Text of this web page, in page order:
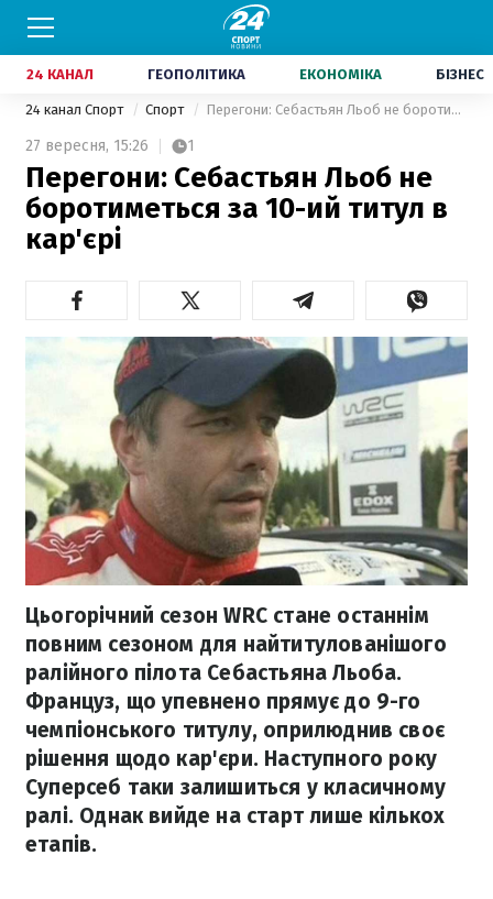
24 КАНАЛ ГЕОПОЛІТИКА ЕКОНОМІКА БІЗНЕС
24 канал Спорт Спорт Перегони: Себастьян Льоб не боротиметься за 10-ий титул в кар'єрі
27 вересня, 15:26 1
Перегони: Себастьян Льоб не
боротиметься за 10-ий титул в
кар'єрі
Цьогорічний сезон WRC стане останнім
повним сезоном для найтитулованішого
ралійного пілота Себастьяна Льоба.
Француз, що упевнено прямує до 9-го
чемпіонського титулу, оприлюднив своє
рішення щодо кар'єри. Наступного року
Суперсеб таки залишиться у класичному
ралі. Однак вийде на старт лише кількох
етапів.